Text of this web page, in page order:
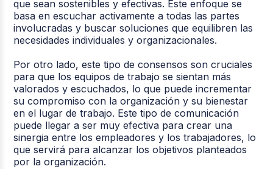
que sean sostenibles y efectivas. Este enfoque se
basa en escuchar activamente a todas las partes
involucradas y buscar soluciones que equilibren las
necesidades individuales y organizacionales.
Por otro lado, este tipo de consensos son cruciales
para que los equipos de trabajo se sientan más
valorados y escuchados, lo que puede incrementar
su compromiso con la organización y su bienestar
en el lugar de trabajo. Este tipo de comunicación
puede llegar a ser muy efectiva para crear una
sinergia entre los empleadores y los trabajadores, lo
que servirá para alcanzar los objetivos planteados
por la organización.